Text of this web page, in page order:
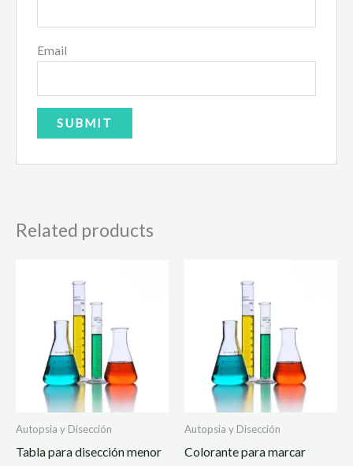
Email
Related products
Autopsia y Disección
Tabla para disección menor
Autopsia y Disección
Colorante para marcar